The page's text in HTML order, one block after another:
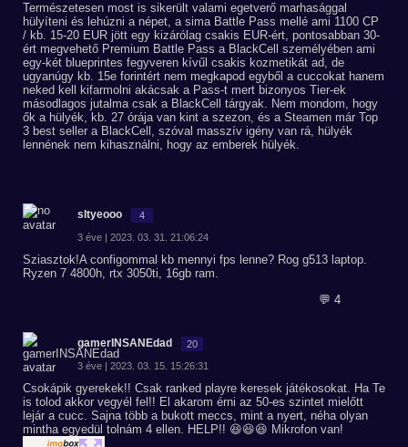
Természetesen most is sikerült valami egetverő marhasággal
hülyíteni és lehúzni a népet, a sima Battle Pass mellé ami 1100 CP
/ kb. 15-20 EUR jött egy kizárólag csakis EUR-ért, pontosabban 30-
ért megvehető Premium Battle Pass a BlackCell személyében ami
egy-két blueprintes fegyveren kívűl csakis kozmetikát ad, de
ugyanúgy kb. 15e forintért nem megkapod egyből a cuccokat hanem
neked kell kifarmolni akácsak a Pass-t mert bizonyos Tier-ek
másodlagos jutalma csak a BlackCell tárgyak. Nem mondom, hogy
ők a hülyék, kb. 27 órája van kint a szezon, és a Steamen már Top
3 best seller a BlackCell, szóval masszív igény van rá, hülyék
lennének nem kihasználni, hogy az emberek hülyék.
sltyeooo 4
3 éve | 2023. 03. 31. 21:06:24
Sziasztok!A configommal kb mennyi fps lenne? Rog g513 laptop.
Ryzen 7 4800h, rtx 3050ti, 16gb ram.
💬 4
gamerINSANEdad 20
3 éve | 2023. 03. 15. 15:26:31
Csokápik gyerekek!! Csak ranked playre keresek játékosokat. Ha Te
is tolod akkor vegyél fel!! El akarom érni az 50-es szintet mielőtt
lejár a cucc. Sajna több a bukott meccs, mint a nyert, néha olyan
mintha egyedül tolnám 4 ellen. HELP!! 😆😆😆 Mikrofon van!